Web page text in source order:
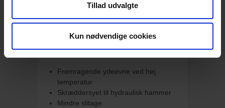
Tillad udvalgte
Kun nødvendige cookies
manuel smøring med fedtpistol i alle
hammere, herunder håndholdt hydraulik,
Fordele:
Fremragende ydeevne ved høj
temperatur
Skræddersyet til hydraulisk hammer
Mindre slitage